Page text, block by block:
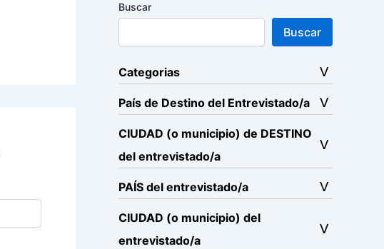
Buscar
Buscar
Categorias
País de Destino del Entrevistado/a
CIUDAD (o municipio) de DESTINO
del entrevistado/a
PAÍS del entrevistado/a
CIUDAD (o municipio) del
entrevistado/a